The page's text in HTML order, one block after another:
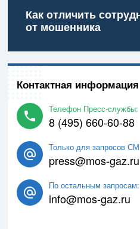
Как отличить
от мошенника
Контактная информация
Телефон Пресс-службы:
8 (495) 660-60-88
Только для запросов
press@mos-gaz.ru
По остальным запросам:
info@mos-gaz.ru